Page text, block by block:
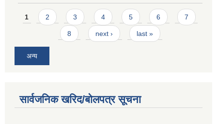
Pages
1 2 3 4 5 6 7
8 next › last »
अन्य
सार्वजनिक खरिद/बोलपत्र सूचना